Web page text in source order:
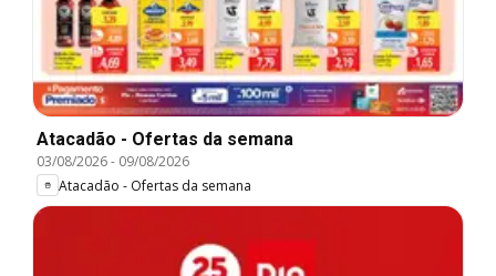
Atacadão - Ofertas da semana
03/08/2026- 09/08/2026
Atacadão - Ofertas da semana